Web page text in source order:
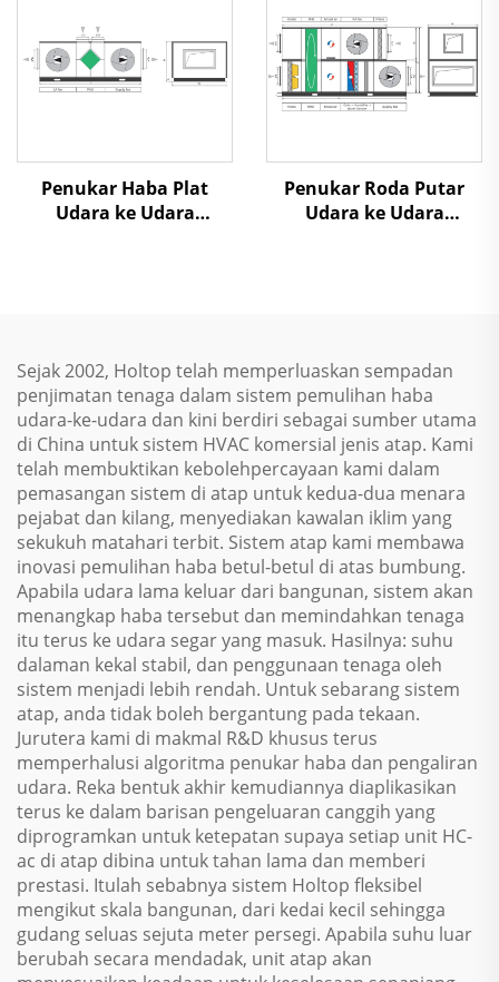
Penukar Haba Plat
Udara ke Udara
Penukar Roda Putar
Udara ke Udara
Sejak 2002, Holtop telah memperluaskan sempadan
penjimatan tenaga dalam sistem pemulihan haba
udara-ke-udara dan kini berdiri sebagai sumber utama
di China untuk sistem HVAC komersial jenis atap. Kami
telah membuktikan kebolehpercayaan kami dalam
pemasangan sistem di atap untuk kedua-dua menara
pejabat dan kilang, menyediakan kawalan iklim yang
sekukuh matahari terbit. Sistem atap kami membawa
inovasi pemulihan haba betul-betul di atas bumbung.
Apabila udara lama keluar dari bangunan, sistem akan
menangkap haba tersebut dan memindahkan tenaga
itu terus ke udara segar yang masuk. Hasilnya: suhu
dalaman kekal stabil, dan penggunaan tenaga oleh
sistem menjadi lebih rendah. Untuk sebarang sistem
atap, anda tidak boleh bergantung pada tekaan.
Jurutera kami di makmal R&D khusus terus
memperhalusi algoritma penukar haba dan pengaliran
udara. Reka bentuk akhir kemudiannya diaplikasikan
terus ke dalam barisan pengeluaran canggih yang
diprogramkan untuk ketepatan supaya setiap unit HC-
ac di atap dibina untuk tahan lama dan memberi
prestasi. Itulah sebabnya sistem Holtop fleksibel
mengikut skala bangunan, dari kedai kecil sehingga
gudang seluas sejuta meter persegi. Apabila suhu luar
berubah secara mendadak, unit atap akan